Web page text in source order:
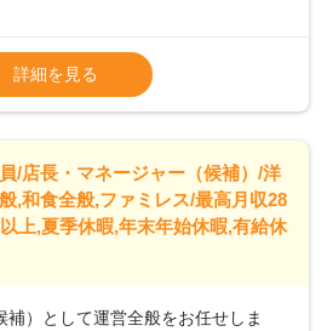
な働き方を提供し、ライフステージ
間や働きやすい環境を整えていま
額支給
じて応相談①ナショナル社員：月
円～②エリア社員 ：月給
詳細を見る
/店長・マネージャー（候補）/洋
,和食全般,ファミレス/最高月収28
上,夏季休暇,年末年始休暇,有給休
補）として運営全般をお任せしま